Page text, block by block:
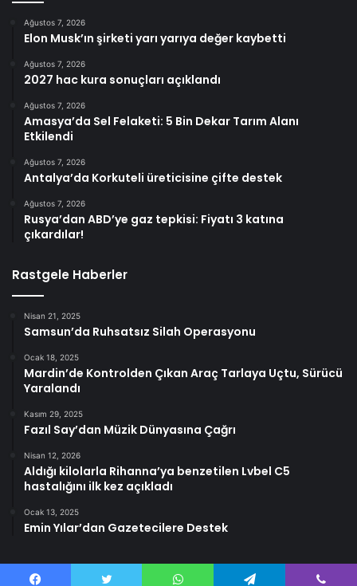
Ağustos 7, 2026
Elon Musk’ın şirketi yarı yarıya değer kaybetti
Ağustos 7, 2026
2027 hac kura sonuçları açıklandı
Ağustos 7, 2026
Amasya’da Sel Felaketi: 5 Bin Dekar Tarım Alanı
Etkilendi
Ağustos 7, 2026
Antalya’da Korkuteli üreticisine çifte destek
Ağustos 7, 2026
Rusya’dan ABD’ye gaz tepkisi: Fiyatı 3 katına
çıkardılar!
Rastgele Haberler
Nisan 21, 2025
Samsun’da Ruhsatsız Silah Operasyonu
Ocak 18, 2025
Mardin’de Kontrolden Çıkan Araç Tarlaya Uçtu, Sürücü
Yaralandı
Kasım 29, 2025
Fazıl Say’dan Müzik Dünyasına Çağrı
Nisan 12, 2026
Aldığı kilolarla Rihanna’ya benzetilen Lvbel C5
hastalığını ilk kez açıkladı
Ocak 13, 2025
Emin Yılar’dan Gazetecilere Destek